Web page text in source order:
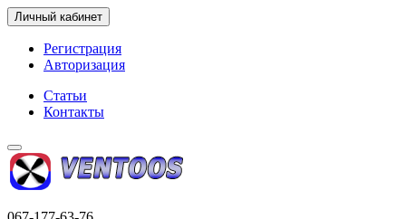
Личный кабинет
Регистрация
Авторизация
Статьи
Контакты